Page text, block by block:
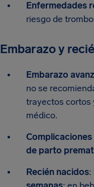
Enfermedades
riesgo de
Embarazo y
Embarazo
no se
trayectos cortos
médico.
de parto
Recién nacidos: